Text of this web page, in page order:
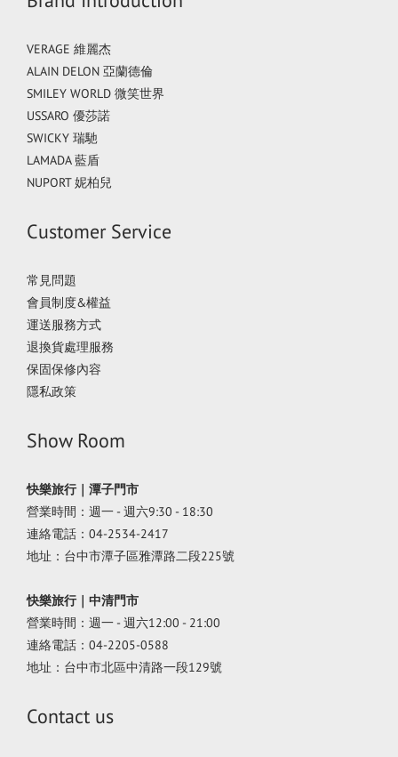
VERAGE 維麗杰
ALAIN DELON 亞蘭德倫
SMILEY WORLD 微笑世界
USSARO 優莎諾
SWICKY 瑞馳
LAMADA 藍盾
NUPORT 妮柏兒
Customer Service
常見問題
會員制度&權益
運送服務方式
退換貨處理服務
保固保修內容
隱私政策
Show Room
快樂旅行｜潭子門市
營業時間：週一 - 週六9:30 - 18:30
連絡電話：04-2534-2417
地址：台中市潭子區雅潭路二段225號
快樂旅行｜中清門市
營業時間：週一 - 週六12:00 - 21:00
連絡電話：04-2205-0588
地址：台中市北區中清路一段129號
Contact us